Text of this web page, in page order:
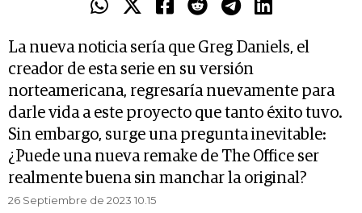
La nueva noticia sería que Greg Daniels, el
creador de esta serie en su versión
norteamericana, regresaría nuevamente para
darle vida a este proyecto que tanto éxito tuvo.
Sin embargo, surge una pregunta inevitable:
¿Puede una nueva remake de The Office ser
realmente buena sin manchar la original?
26 Septiembre de 2023 10.15